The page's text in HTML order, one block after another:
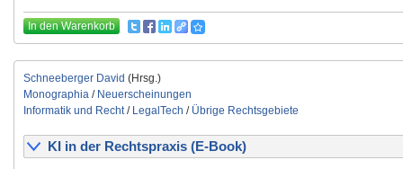
In den Warenkorb
Schneeberger David (Hrsg.)
Monographia / Neuerscheinungen
Informatik und Recht/ LegalTech / Übrige Rechtsgebiete
KI in der Rechtspraxis (E-Book)